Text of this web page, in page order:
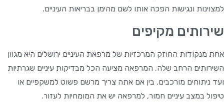
למצוינות ונגישות הפכה אותו לשם מהימן בבריאות העיניים.
שירותים מקיפים
אחת מנקודות החוזק המרכזיות של מרפאת העיניים ירושלים היא מגוון
השירותים הרחב שלה. המרפאה מציעה הכל מבדיקות עיניים שגרתיות
ועד ניתוחים מורכבים. בין אם אתה צריך מרשם פשוט למשקפיים או
טיפול במצב עיניים חמור, למרפאה יש את המומחיות לעזור.